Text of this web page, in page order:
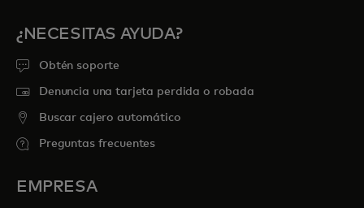
¿NECESITAS AYUDA?
Obtén soporte
Denuncia una tarjeta perdida o robada
Buscar cajero automático
Preguntas frecuentes
EMPRESA